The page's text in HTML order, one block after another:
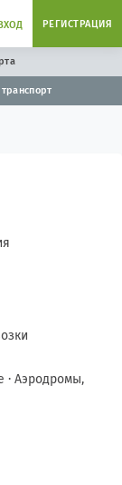
РЕГИСТРАЦИЯ
· Аэродромы,